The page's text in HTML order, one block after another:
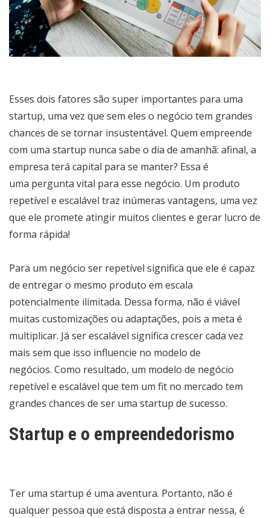
Esses dois fatores são super importantes para uma
startup, uma vez que sem eles o negócio tem grandes
chances de se tornar insustentável. Quem empreende
com uma startup nunca sabe o dia de amanhã: afinal, a
empresa terá capital para se manter? Essa é
uma pergunta vital para esse negócio. Um produto
repetível e escalável traz inúmeras vantagens, uma vez
que ele promete atingir muitos clientes e gerar lucro de
forma rápida!
Para um negócio ser repetível significa que ele é capaz
de entregar o mesmo produto em escala
potencialmente ilimitada. Dessa forma, não é viável
muitas customizações ou adaptações, pois a meta é
multiplicar. Já ser escalável significa crescer cada vez
mais sem que isso influencie no modelo de
negócios. Como resultado, um modelo de negócio
repetível e escalável que tem um fit no mercado tem
grandes chances de ser uma startup de sucesso.
Startup e o empreendedorismo
Ter uma startup é uma aventura. Portanto, não é
qualquer pessoa que está disposta a entrar nessa, é